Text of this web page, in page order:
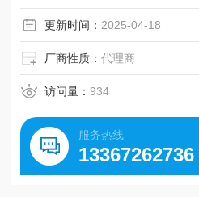
更新时间： 2025-04-18
厂商性质：代理商
访问量：934
服务热线
13367262736